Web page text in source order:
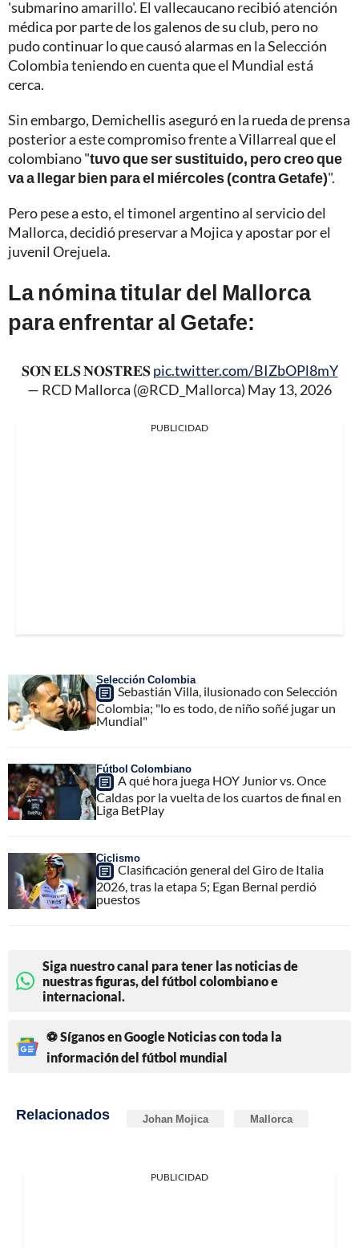
'submarino amarillo'. El vallecaucano recibió atención
médica por parte de los galenos de su club, pero no
pudo continuar lo que causó alarmas en la Selección
Colombia teniendo en cuenta que el Mundial está
cerca.
Sin embargo, Demichellis aseguró en la rueda de prensa
posterior a este compromiso frente a Villarreal que el
colombiano "tuvo que ser sustituido, pero creo que
va a llegar bien para el miércoles (contra Getafe)".
Pero pese a esto, el timonel argentino al servicio del
Mallorca, decidió preservar a Mojica y apostar por el
juvenil Orejuela.
La nómina titular del Mallorca
para enfrentar al Getafe:
𝐒𝐎́𝐍 𝐄𝐋𝐒 𝐍𝐎𝐒𝐓𝐑𝐄𝐒pic.twitter.com/BIZbOPl8mY
— RCD Mallorca (@RCD_Mallorca) May 13, 2026
PUBLICIDAD
Selección Colombia
Sebastián Villa, ilusionado con Selección
Colombia; "lo es todo, de niño soñé jugar un
Mundial"
Fútbol Colombiano
A qué hora juega HOY Junior vs. Once
Caldas por la vuelta de los cuartos de final en
Liga BetPlay
Ciclismo
Clasificación general del Giro de Italia
2026, tras la etapa 5; Egan Bernal perdió
puestos
Siga nuestro canal para tener las noticias de
nuestras figuras, del fútbol colombiano e
internacional.
⚽ Síganos en Google Noticias con toda la
información del fútbol mundial
Relacionados Johan Mojica Mallorca
PUBLICIDAD